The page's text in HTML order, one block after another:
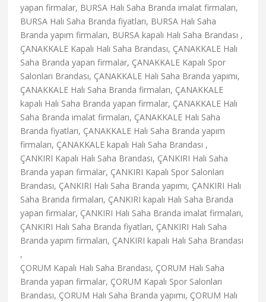
yapan firmalar, BURSA Halı Saha Branda imalat firmaları,
BURSA Halı Saha Branda fiyatları, BURSA Halı Saha
Branda yapım firmaları, BURSA kapalı Halı Saha Brandası ,
ÇANAKKALE Kapalı Halı Saha Brandası, ÇANAKKALE Halı
Saha Branda yapan firmalar, ÇANAKKALE Kapalı Spor
Salonları Brandası, ÇANAKKALE Halı Saha Branda yapımı,
ÇANAKKALE Halı Saha Branda firmaları, ÇANAKKALE
kapalı Halı Saha Branda yapan firmalar, ÇANAKKALE Halı
Saha Branda imalat firmaları, ÇANAKKALE Halı Saha
Branda fiyatları, ÇANAKKALE Halı Saha Branda yapım
firmaları, ÇANAKKALE kapalı Halı Saha Brandası ,
ÇANKIRI Kapalı Halı Saha Brandası, ÇANKIRI Halı Saha
Branda yapan firmalar, ÇANKIRI Kapalı Spor Salonları
Brandası, ÇANKIRI Halı Saha Branda yapımı, ÇANKIRI Halı
Saha Branda firmaları, ÇANKIRI kapalı Halı Saha Branda
yapan firmalar, ÇANKIRI Halı Saha Branda imalat firmaları,
ÇANKIRI Halı Saha Branda fiyatları, ÇANKIRI Halı Saha
Branda yapım firmaları, ÇANKIRI kapalı Halı Saha Brandası
,
ÇORUM Kapalı Halı Saha Brandası, ÇORUM Halı Saha
Branda yapan firmalar, ÇORUM Kapalı Spor Salonları
Brandası, ÇORUM Halı Saha Branda yapımı, ÇORUM Halı